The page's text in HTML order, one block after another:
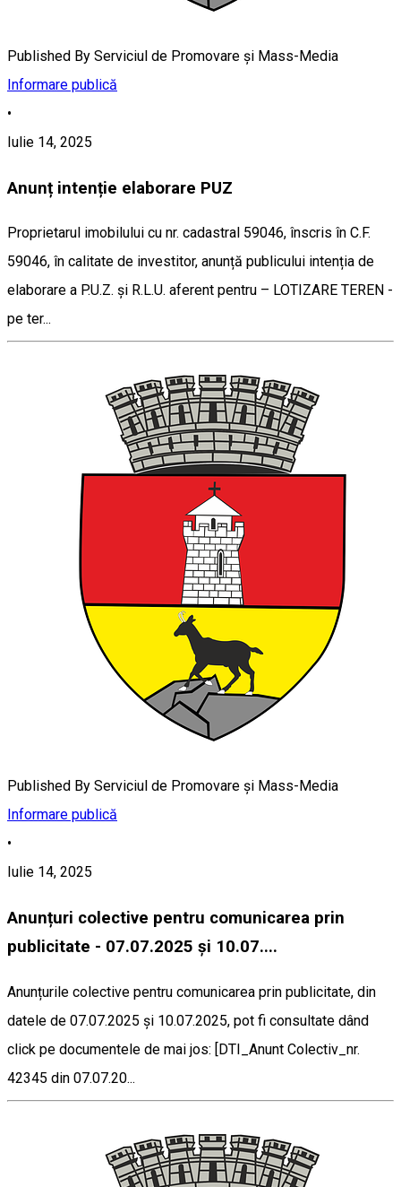
Published By Serviciul de Promovare și Mass-Media
Informare publică
•
Iulie 14, 2025
Anunț intenție elaborare PUZ
Proprietarul imobilului cu nr. cadastral 59046, înscris în C.F.
59046, în calitate de investitor, anunță publicului intenția de
elaborare a P.U.Z. și R.L.U. aferent pentru – LOTIZARE TEREN -
pe ter...
Published By Serviciul de Promovare și Mass-Media
Informare publică
•
Iulie 14, 2025
Anunțuri colective pentru comunicarea prin
publicitate - 07.07.2025 și 10.07....
Anunțurile colective pentru comunicarea prin publicitate, din
datele de 07.07.2025 și 10.07.2025, pot fi consultate dând
click pe documentele de mai jos: [DTI_Anunt Colectiv_nr.
42345 din 07.07.20...